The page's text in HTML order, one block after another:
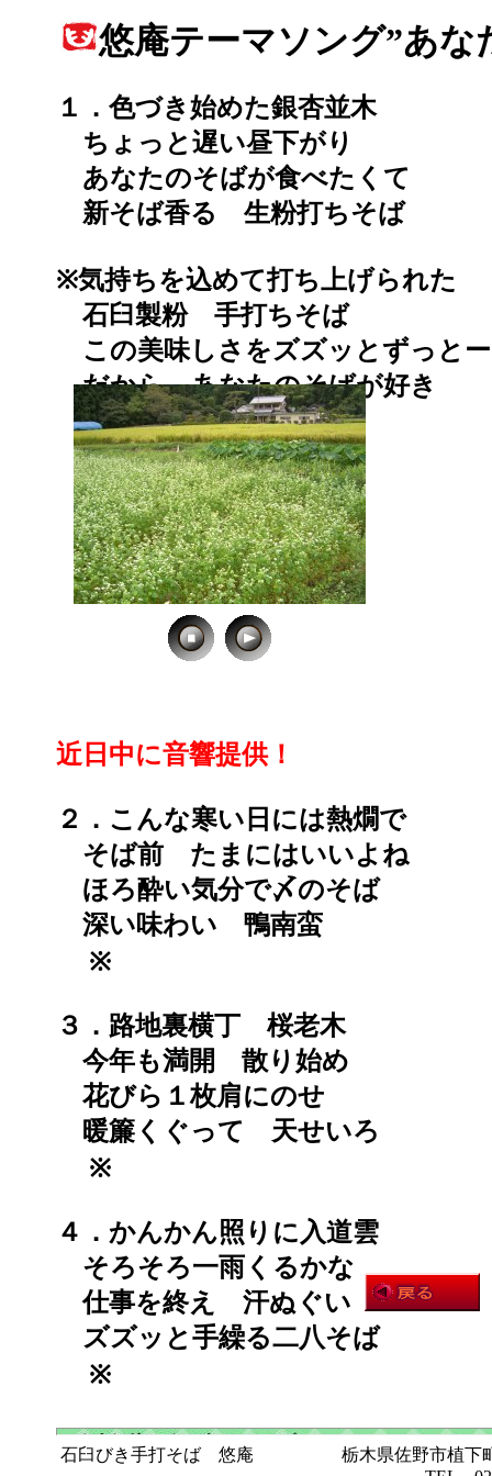
悠庵テーマソング”あな
１．色づき始めた銀杏並木
ちょっと遅い昼下がり
あなたのそばが食べたくて
新そば香る 生粉打ちそば
※気持ちを込めて打ち上げられた
石臼製粉 手打ちそば
この美味しさをズズッとずっとー
だから あなたのそばが好き
近日中に音響提供！
２．こんな寒い日には熱燗で
そば前 たまにはいいよね
ほろ酔い気分で〆のそば
深い味わい 鴨南蛮
※
３．路地裏横丁 桜老木
今年も満開 散り始め
花びら１枚肩にのせ
暖簾くぐって 天せいろ
※
４．かんかん照りに入道雲
そろそろ一雨くるかな
仕事を終え 汗ぬぐい
ズズッと手繰る二八そば
※
石臼びき手打そば 悠庵 栃木県佐野市植下町